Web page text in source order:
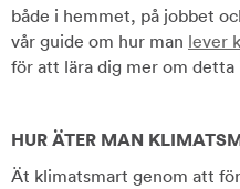
både i hemmet, på jobbet
vår guide om hur man lever
för att lära dig mer om
HUR ÄTER MAN
Ät klimatsmart genom att